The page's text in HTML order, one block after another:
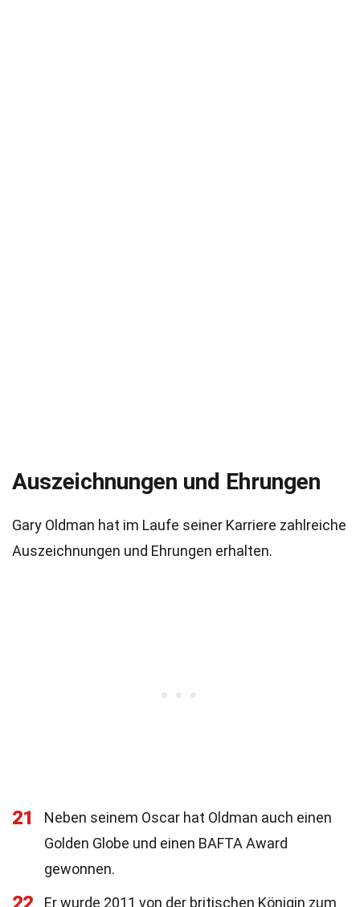
Auszeichnungen und Ehrungen
Gary Oldman hat im Laufe seiner Karriere zahlreiche
Auszeichnungen und Ehrungen erhalten.
21
Neben seinem Oscar hat Oldman auch einen
Golden Globe und einen BAFTA Award
gewonnen.
Er wurde 2011 von der britischen Königin zum